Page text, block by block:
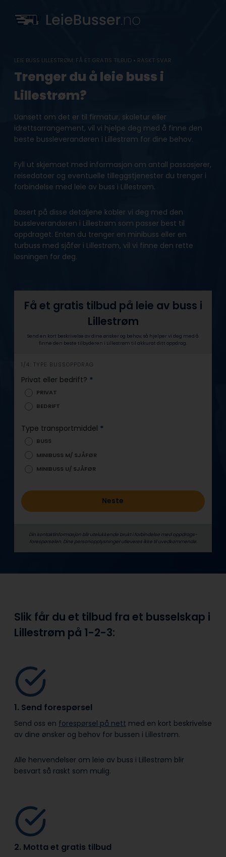
content
LEIE BUSS LILLESTRØM: FÅ ET GRATIS TILBUD • RASKT SVAR
Trenger du å leie buss i
Lillestrøm?
Uansett om det er til firmatur, skoletur eller
idrettsarrangement, vil vi hjelpe deg med å finne den
beste bussleverandøren i Lillestrøm for dine behov.
Fyll ut skjemaet med informasjon om antall passasjerer,
reisedatoer og eventuelle tilleggstjenester du trenger i
forbindelse med leie av buss i Lillestrøm.
Basert på disse detaljene kobler vi deg med den
bussleverandøren i Lillestrøm som passer best til
oppdraget. Enten du trenger en minibuss eller en
turbuss med sjåfør i Lillestrøm, vil vi finne den rette
løsningen for deg.
Få et gratis tilbud på leie av buss i
Lillestrøm
Send en kort beskrivelse av dine ønsker og behov, så hjelper vi deg med å
finne den beste tilbyderen i Lillestrøm til akkurat ditt oppdrag.
h
e
1/4: TYPE BUSSOPPDRAG
Privat eller bedrift? *
PRIVAT
BEDRIFT
Type transportmiddel *
BUSS
MINIBUSS M/ SJÅFØR
MINIBUSS U/ SJÅFØR
Neste
Din kontaktinformasjon blir utelukkende brukt i forbindelse med oppdrags­
forespørselen. Dine person­­opplysninger utleveres ikke til uvedkommende.
Slik får du et tilbud fra et busselskap i
Lillestrøm på 1-2-3:
1. Send forespørsel
Send oss en forespørsel på nett med en kort beskrivelse
av dine ønsker og behov for bussen i Lillestrøm.
Alle henvendelser om leie av buss i Lillestrøm blir
besvart så raskt som mulig.
2. Motta et gratis tilbud